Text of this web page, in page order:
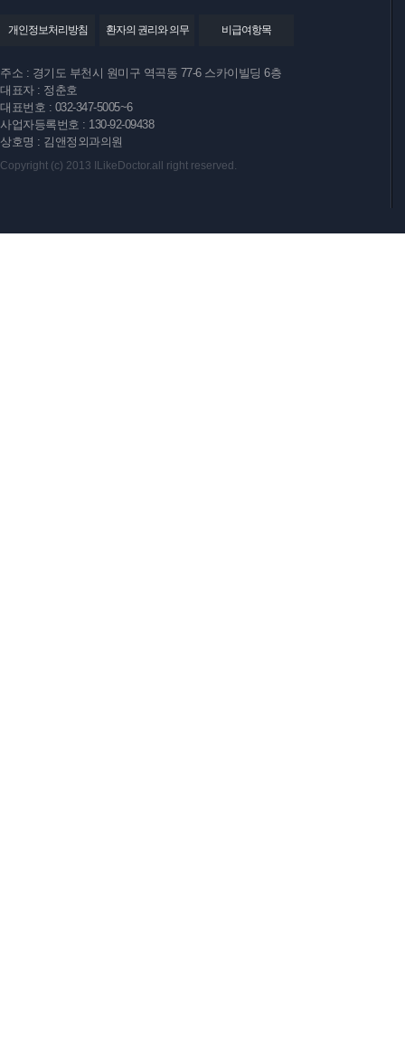
개인정보처리방침 환자의 권리와 의무 비급여항목
주소 : 경기도 부천시 원미구 역곡동 77-6 스카이빌딩 6층
대표자 : 정춘호
대표번호 : 032-347-5005~6
사업자등록번호 : 130-92-09438
상호명 : 김앤정외과의원
Copyright (c) 2013 ILikeDoctor.all right reserved.